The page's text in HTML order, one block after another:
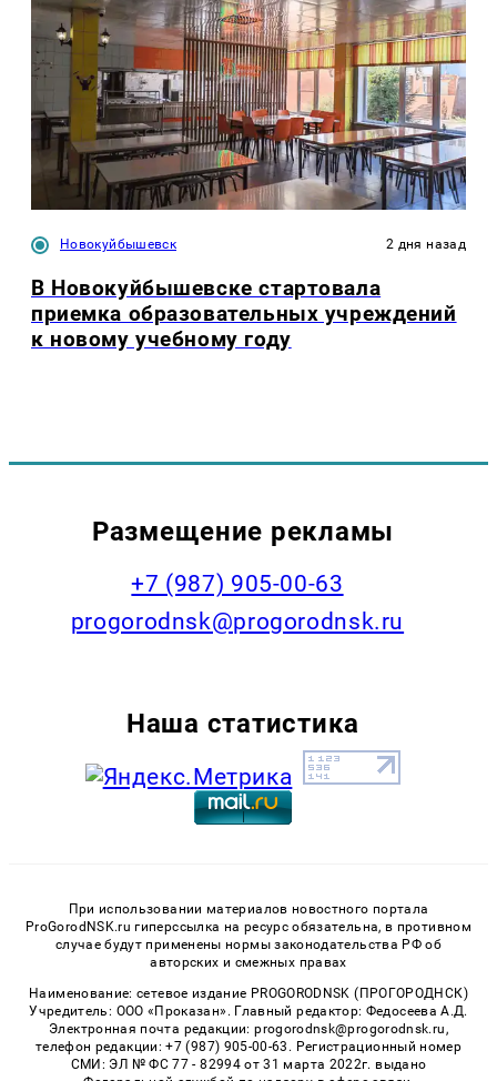
Новокуйбышевск 2 дня назад
В Новокуйбышевске стартовала
приемка образовательных учреждений
к новому учебному году
Размещение рекламы
+7 (987) 905-00-63
progorodnsk@progorodnsk.ru
Наша статистика
При использовании материалов новостного портала
ProGorodNSK.ru гиперссылка на ресурс обязательна, в противном
случае будут применены нормы законодательства РФ об
авторских и смежных правах
Наименование: сетевое издание PROGORODNSK (ПРОГОРОДНСК)
Учредитель: ООО «Проказан». Главный редактор: Федосеева А.Д.
Электронная почта редакции: progorodnsk@progorodnsk.ru,
телефон редакции: +7 (987) 905-00-63. Регистрационный номер
СМИ: ЭЛ № ФС 77 - 82994 от 31 марта 2022г. выдано